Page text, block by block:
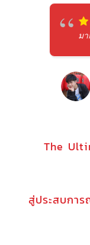
ม
The
สู่ประสบกา